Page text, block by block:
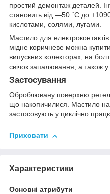
простий демонтаж деталей.
становить від —50 ˚С до
кислотами, солями, лугами.
Мастило для
мідне коричневе можна
випускних колекторах, на
свічок запалювання, а також у
Застосування
Оброблювану поверхню
що накопичилися. Мастило
застосовують у циклічно
Приховати
Характеристики
Основні атрибути